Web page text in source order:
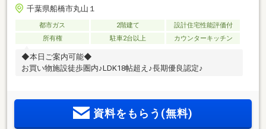
千葉県船橋市丸山１
都市ガス 2階建て
設計住宅性能評価付
所有権
駐車2台以上 カウンターキッチン
◆本日ご案内可能◆
お買い物施設徒歩圏内♪LDK18帖超え♪長期優良認定♪
資料をもらう(無料)